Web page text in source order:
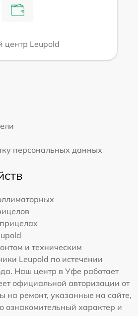
Leupold
персональных данных
и техническим
Leupold по истечении
Наш центр в Уфе работает
официальной авторизации от
на ремонт, указанные на сайте,
ознакомительный характер и